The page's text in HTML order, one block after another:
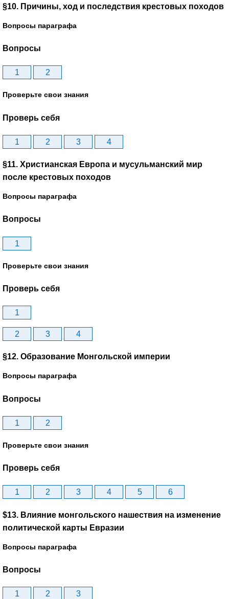
§10. Причины, ход и последствия крестовых походов
Вопросы параграфа
Вопросы
1 2
Проверьте свои знания
Проверь себя
1 2 3 4
§11. Христианская Европа и мусульманский мир
после крестовых походов
Вопросы параграфа
Вопросы
1
Проверьте свои знания
Проверь себя
1
2 3 4
§12. Образование Монгольской империи
Вопросы параграфа
Вопросы
1 2
Проверьте свои знания
Проверь себя
1 2 3 4 5 6
$13. Влияние монгольского нашествия на изменение
политической карты Евразии
Вопросы параграфа
Вопросы
1 2 3